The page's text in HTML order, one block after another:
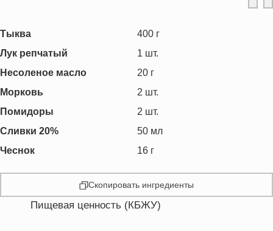
Тыква 400 г
Лук репчатый
1 шт.
Несоленое масло
20 г
Морковь
2 шт.
Помидоры
2 шт.
Сливки 20%
50 мл
Чеснок
16 г
Скопировать ингредиенты
Пищевая ценность (КБЖУ)